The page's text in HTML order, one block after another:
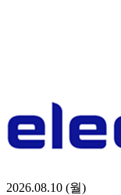
2026.08.10 (월)